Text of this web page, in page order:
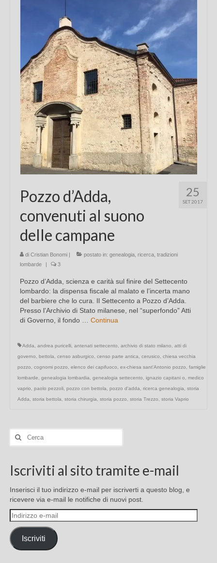
Contatti
25
SET 2017
Pozzo d’Adda,
convenuti al suono
delle campane
di Cristian Bonomi | postato in: genealogia ricerca tradizioni
lombarde
| 3
Pozzo d’Adda, scienza e carità sul finire del Settecento
lombardo: la dispensa fiscale al malato e l’incerta mano
del barbiere che lo cura. Il Settecento a Pozzo d’Adda.
Presso l’Archivio di Stato milanese, nel “superfondo” Atti
di Governo, il fondo … Continua
Adda andrea puricelli antenati settecento archivio di stato milano
atti di
governo
bettola censo asburgico censo parte antica cerusico
chiesa vecchia
pozzo
cognomi pozzo elenco dei capifuoco ex-chiesa sant'Antonio pozzo
famiglie
lombarde
genealogia lombardia genealogia settecento ignazio capitani o
medico
vaprio
paolo pezzoli pozzo con bettola pozzo d'adda ricerca genealogia
storia
Adda
storia bettola storia chirurgia storia pozzo storia Trezzo storia Vaprio
Cerca:
Iscriviti al sito tramite e-mail
Inserisci il tuo indirizzo e-mail per iscriverti a questo blog, e
ricevere via e-mail le notifiche di nuovi post.
Indirizzo
e-
mail
Iscriviti